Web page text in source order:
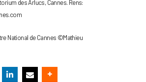
des Arlucs, Cannes. Rens:
National de Cannes ©Mathieu